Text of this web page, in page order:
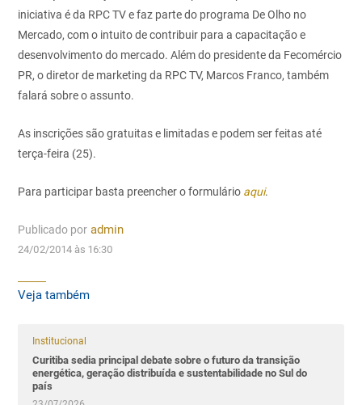
iniciativa é da RPC TV e faz parte do programa De Olho no
Mercado, com o intuito de contribuir para a capacitação e
desenvolvimento do mercado. Além do presidente da Fecomércio
PR, o diretor de marketing da RPC TV, Marcos Franco, também
falará sobre o assunto.
As inscrições são gratuitas e limitadas e podem ser feitas até
terça-feira (25).
Para participar basta preencher o formulário aqui.
Publicado por admin
24/02/2014 às 16:30
Veja também
Institucional
Curitiba sedia principal debate sobre o futuro da transição
energética, geração distribuída e sustentabilidade no Sul do
país